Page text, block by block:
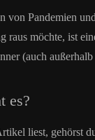
von Pandemien
raus möchte, ist
(auch
es?
liest, gehörst